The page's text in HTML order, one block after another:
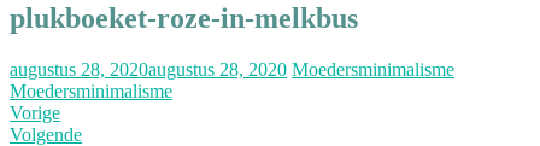
plukboeket-roze-in-melkbus
augustus 28, 2020augustus 28, 2020 Moedersminimalisme
Moedersminimalisme
Vorige
Volgende